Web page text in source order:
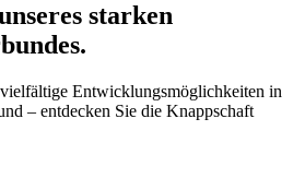
starken
Entwicklungsmöglichkeiten in
– entdecken Sie die Knappschaft